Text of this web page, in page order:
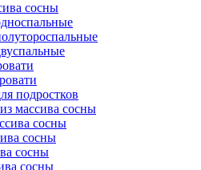
сосны
подростков
массива сосны
сосны
сосны
сосны
сосны